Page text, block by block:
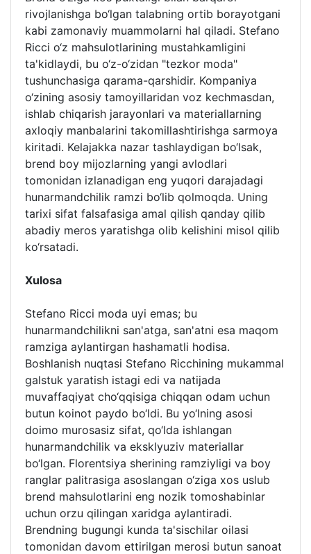
rivojlanishga bo‘lgan talabning ortib borayotgani
kabi zamonaviy muammolarni hal qiladi. Stefano
Ricci o‘z mahsulotlarining mustahkamligini
ta'kidlaydi, bu o‘z-o‘zidan "tezkor moda"
tushunchasiga qarama-qarshidir. Kompaniya
o‘zining asosiy tamoyillaridan voz kechmasdan,
ishlab chiqarish jarayonlari va materiallarning
axloqiy manbalarini takomillashtirishga sarmoya
kiritadi. Kelajakka nazar tashlaydigan bo‘lsak,
brend boy mijozlarning yangi avlodlari
tomonidan izlanadigan eng yuqori darajadagi
hunarmandchilik ramzi bo‘lib qolmoqda. Uning
tarixi sifat falsafasiga amal qilish qanday qilib
abadiy meros yaratishga olib kelishini misol qilib
ko‘rsatadi.
Xulosa
Stefano Ricci moda uyi emas; bu
hunarmandchilikni san'atga, san'atni esa maqom
ramziga aylantirgan hashamatli hodisa.
Boshlanish nuqtasi Stefano Ricchining mukammal
galstuk yaratish istagi edi va natijada
muvaffaqiyat cho‘qqisiga chiqqan odam uchun
butun koinot paydo bo‘ldi. Bu yo‘lning asosi
doimo murosasiz sifat, qo‘lda ishlangan
hunarmandchilik va eksklyuziv materiallar
bo‘lgan. Florentsiya sherining ramziyligi va boy
ranglar palitrasiga asoslangan o‘ziga xos uslub
brend mahsulotlarini eng nozik tomoshabinlar
uchun orzu qilingan xaridga aylantiradi.
Brendning bugungi kunda ta'sischilar oilasi
tomonidan davom ettirilgan merosi butun sanoat